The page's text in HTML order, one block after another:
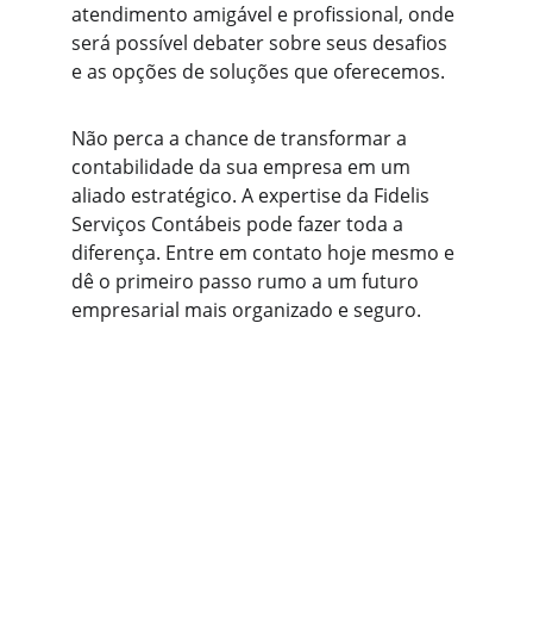
atendimento amigável e profissional, onde
será possível debater sobre seus desafios
e as opções de soluções que oferecemos.
Não perca a chance de transformar a
contabilidade da sua empresa em um
aliado estratégico. A expertise da Fidelis
Serviços Contábeis pode fazer toda a
diferença. Entre em contato hoje mesmo e
dê o primeiro passo rumo a um futuro
empresarial mais organizado e seguro.